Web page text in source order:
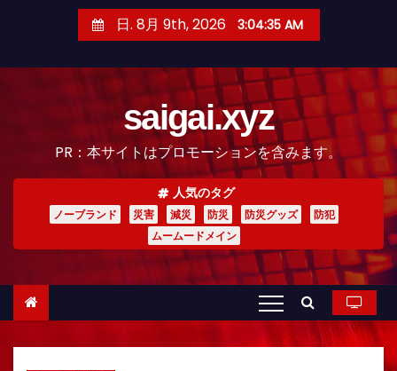
日. 8月 9th, 2026 3:04:36 AM
saigai.xyz
PR：本サイトはプロモーションを含みます。
人気のタグ
ノーブランド 災害 減災 防災 防災グッズ
防犯
ムームードメイン